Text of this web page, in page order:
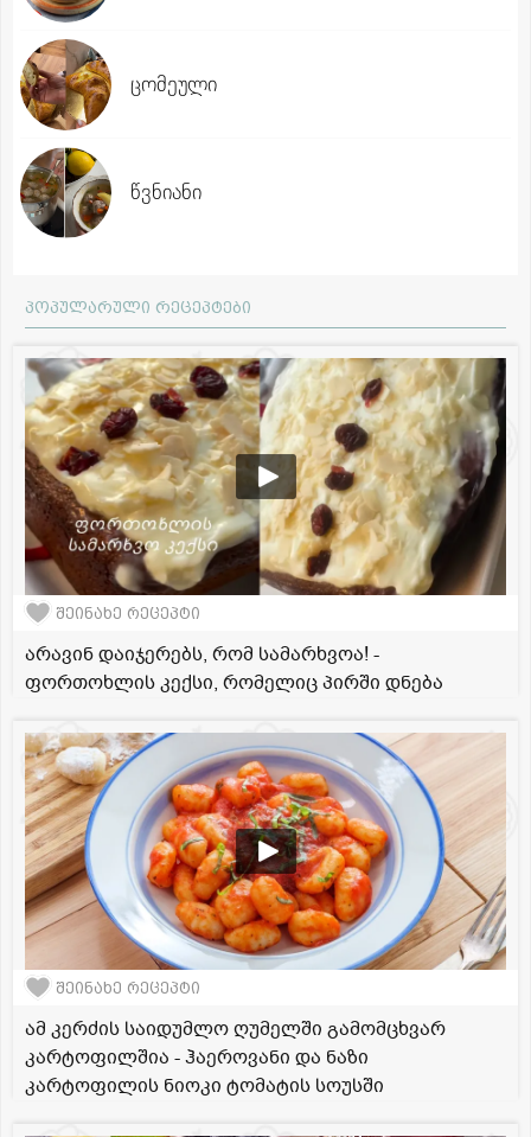
ცომეული
წვნიანი
პოპულარული რეცეპტები
შეინახე რეცეპტი
არავინ დაიჯერებს, რომ სამარხვოა! -
ფორთოხლის კექსი, რომელიც პირში დნება
შეინახე რეცეპტი
ამ კერძის საიდუმლო ღუმელში გამომცხვარ
კარტოფილშია - ჰაეროვანი და ნაზი
კარტოფილის ნიოკი ტომატის სოუსში